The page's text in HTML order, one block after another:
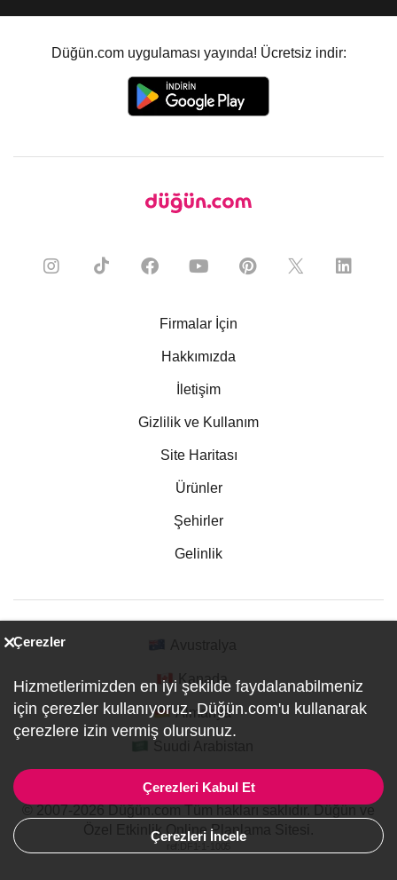
Düğün.com uygulaması yayında! Ücretsiz indir:
Firmalar İçin
Hakkımızda
İletişim
Gizlilik ve Kullanım
Site Haritası
Ürünler
Şehirler
Gelinlik
Kanada
Almanya
Özel Etkinlik Online Planlama Sitesi.
Çerezler
Hizmetlerimizden en iyi şekilde faydalanabilmeniz
için çerezler kullanıyoruz. Düğün.com'u kullanarak
çerezlere izin vermiş olursunuz.
Çerezleri Kabul Et
Çerezleri İncele